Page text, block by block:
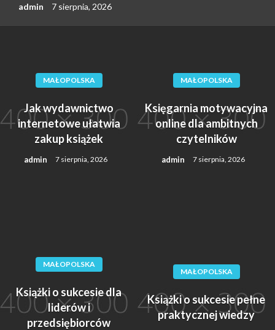
admin 7 sierpnia, 2026
MAŁOPOLSKA
Jak wydawnictwo
internetowe ułatwia
zakup książek
admin 7 sierpnia, 2026
MAŁOPOLSKA
Księgarnia motywacyjna
online dla ambitnych
czytelników
admin 7 sierpnia, 2026
MAŁOPOLSKA
Książki o sukcesie dla
liderów i
przedsiębiorców
MAŁOPOLSKA
Książki o sukcesie pełne
praktycznej wiedzy